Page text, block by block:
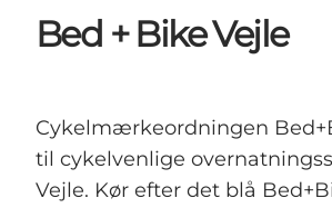
Planlæg dit besøg
Inspiration
Bed + Bike Vejle
Cykelmærkeordningen
til cykelvenlige
Vejle. Kør efter det blå